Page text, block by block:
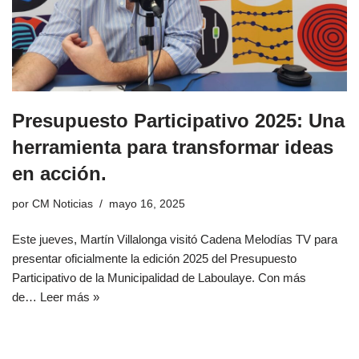
Presupuesto Participativo 2025: Una
herramienta para transformar ideas
en acción.
por CM Noticias mayo 16, 2025
Este jueves, Martín Villalonga visitó Cadena Melodías TV para
presentar oficialmente la edición 2025 del Presupuesto
Participativo de la Municipalidad de Laboulaye. Con más
de… Leer más »